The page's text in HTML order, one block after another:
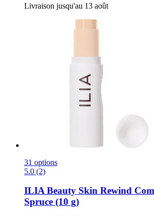
Livraison jusqu'au 13 août
31 options
5.0 (2)
ILIA Beauty Skin Rewind
Spruce (10 g)